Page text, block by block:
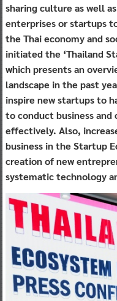
sharing culture as well
enterprises or startups
the Thai economy and
initiated the ‘Thailand
which presents an
landscape in the past
inspire new startups to
to conduct business
effectively. Also,
business in the Startup
creation of new
systematic technology